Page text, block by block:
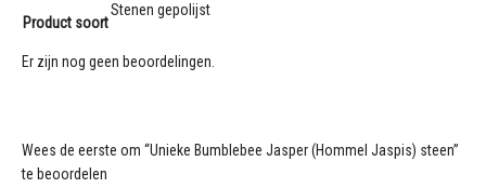
Product soort
Stenen gepolijst
Er zijn nog geen beoordelingen.
Wees de eerste om “Unieke Bumblebee Jasper (Hommel Jaspis) steen”
te beoordelen